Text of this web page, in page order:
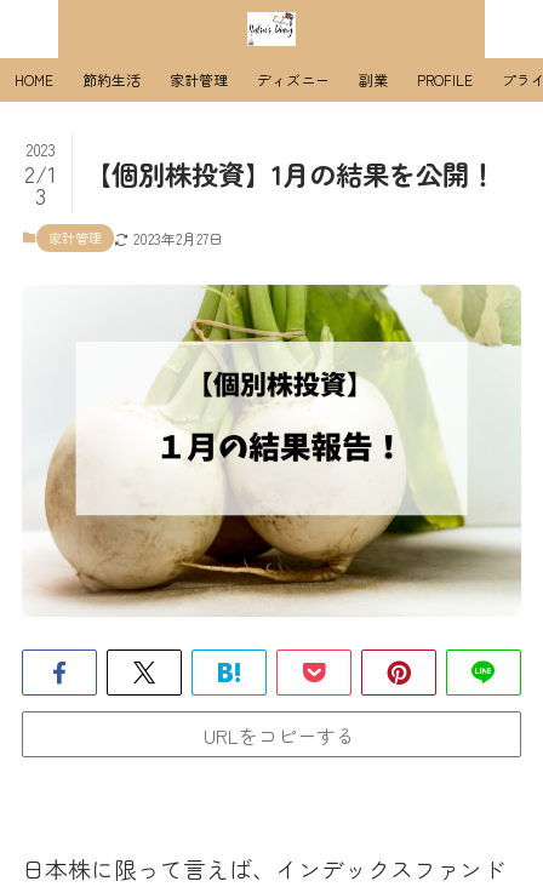
HOME 節約生活 家計管理 ディズニー 副業 PROFILE プラ
【個別株投資】1月の結果を公開！
2023
2/1
3
家計管理 2023年2月27日
URLをコピーする
日本株に限って言えば、インデックスファンド